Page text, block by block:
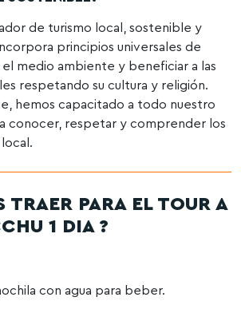
de turismo local, sostenible y
principios universales de
medio ambiente y beneficiar a las
respetando su cultura y religión.
hemos capacitado a todo nuestro
conocer, respetar y comprender los
TRAER PARA EL TOUR A
1 DIA ?
con agua para beber.